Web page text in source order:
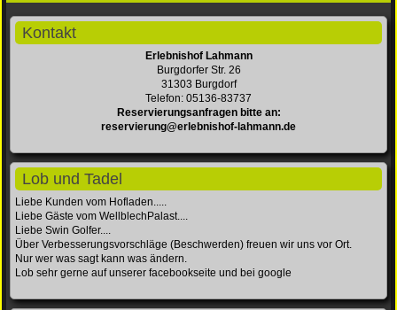
Kontakt
Erlebnishof Lahmann
Burgdorfer Str. 26
31303 Burgdorf
Telefon: 05136-83737
Reservierungsanfragen bitte an:
reservierung@erlebnishof-lahmann.de
Lob und Tadel
Liebe Kunden vom Hofladen.....
Liebe Gäste vom WellblechPalast....
Liebe Swin Golfer....
Über Verbesserungsvorschläge (Beschwerden) freuen wir uns vor Ort.
Nur wer was sagt kann was ändern.
Lob sehr gerne auf unserer facebookseite und bei google